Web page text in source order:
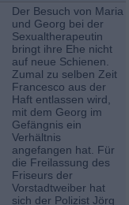
Der Besuch von Maria
und Georg bei der
Sexualtherapeutin
bringt ihre Ehe nicht
auf neue Schienen.
Zumal zu selben Zeit
Francesco aus der
Haft entlassen wird,
mit dem Georg im
Gefängnis ein
Verhältnis
angefangen hat. Für
die Freilassung des
Friseurs der
Vorstadtweiber hat
sich der Polizist Jörg